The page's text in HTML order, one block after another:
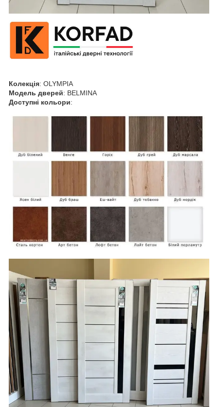
Колекція: OLYMPIA
Модель дверей: BELMINA
Доступні кольори: